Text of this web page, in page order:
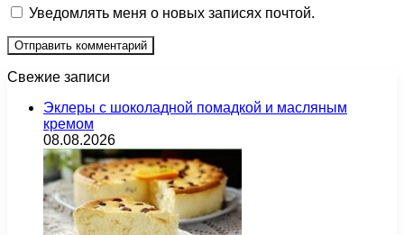
Уведомлять меня о новых записях почтой.
Свежие записи
Эклеры с шоколадной помадкой и масляным
кремом
08.08.2026